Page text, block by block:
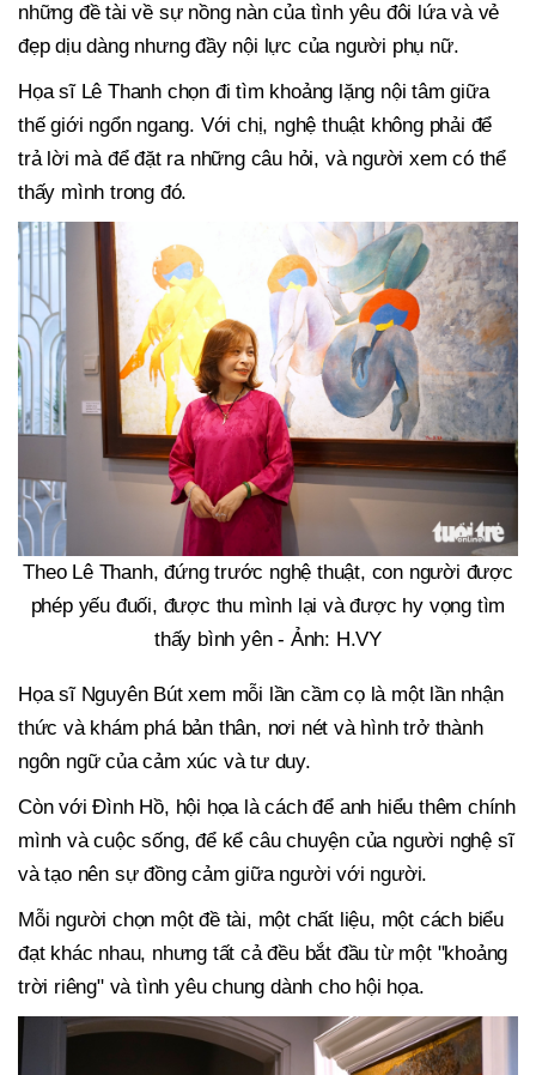
những đề tài về sự nồng nàn của tình yêu đôi lứa và vẻ
đẹp dịu dàng nhưng đầy nội lực của người phụ nữ.
Họa sĩ Lê Thanh chọn đi tìm khoảng lặng nội tâm giữa
thế giới ngổn ngang. Với chị, nghệ thuật không phải để
trả lời mà để đặt ra những câu hỏi, và người xem có thể
thấy mình trong đó.
Theo Lê Thanh, đứng trước nghệ thuật, con người được
phép yếu đuối, được thu mình lại và được hy vọng tìm
thấy bình yên - Ảnh: H.VY
Họa sĩ Nguyên Bút xem mỗi lần cầm cọ là một lần nhận
thức và khám phá bản thân, nơi nét và hình trở thành
ngôn ngữ của cảm xúc và tư duy.
Còn với Đình Hồ, hội họa là cách để anh hiểu thêm chính
mình và cuộc sống, để kể câu chuyện của người nghệ sĩ
và tạo nên sự đồng cảm giữa người với người.
Mỗi người chọn một đề tài, một chất liệu, một cách biểu
đạt khác nhau, nhưng tất cả đều bắt đầu từ một "khoảng
trời riêng" và tình yêu chung dành cho hội họa.